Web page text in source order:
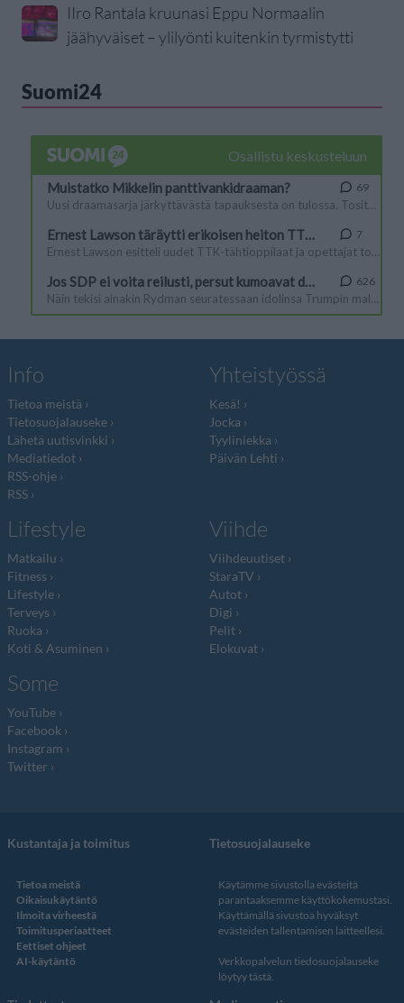
IIro Rantala kruunasi Eppu Normaalin
jäähyväiset – ylilyönti kuitenkin tyrmistytti
Suomi24
Info
Tietoa meistä
Tietosuojalauseke
Lähetä uutisvinkki
Mediatiedot
RSS-ohje
RSS
Yhteistyössä
Kesä!
Jocka
Tyyliniekka
Päivän Lehti
Lifestyle
Matkailu
Fitness
Lifestyle
Terveys
Ruoka
Koti & Asuminen
Viihde
Viihdeuutiset
StaraTV
Autot
Digi
Pelit
Elokuvat
Some
YouTube
Facebook
Instagram
Twitter
Kustantaja ja toimitus
Tietoa meistä
Oikaisukäytäntö
Ilmoita virheestä
Toimitusperiaatteet
Eettiset ohjeet
AI-käytäntö
Tietosuojalauseke
Käytämme sivustolla evästeitä
parantaaksemme käyttökokemustasi.
Käyttämällä sivustoa hyväksyt
evästeiden tallentamisen laitteellesi.
Verkkopalvelun tiedosuojalauseke
löytyy tästä.